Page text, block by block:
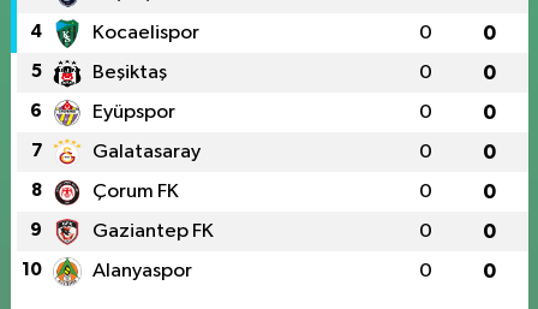
4 Kocaelispor 0 0
5 Beşiktaş 0 0
6 Eyüpspor 0 0
7 Galatasaray 0 0
8 Çorum FK 0 0
9 Gaziantep FK 0 0
10 Alanyaspor 0 0